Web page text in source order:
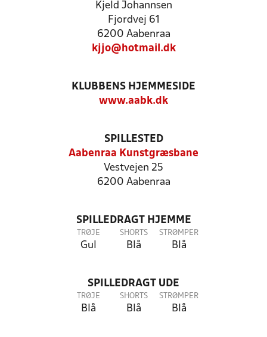
Kjeld Johannsen
Fjordvej 61
6200 Aabenraa
kjjo@hotmail.dk
KLUBBENS HJEMMESIDE
www.aabk.dk
SPILLESTED
Aabenraa Kunstgræsbane
Vestvejen 25
6200 Aabenraa
SPILLEDRAGT HJEMME
TRØJE
Gul
SHORTS
Blå
STRØMPER
Blå
SPILLEDRAGT UDE
TRØJE
Blå
SHORTS
Blå
STRØMPER
Blå